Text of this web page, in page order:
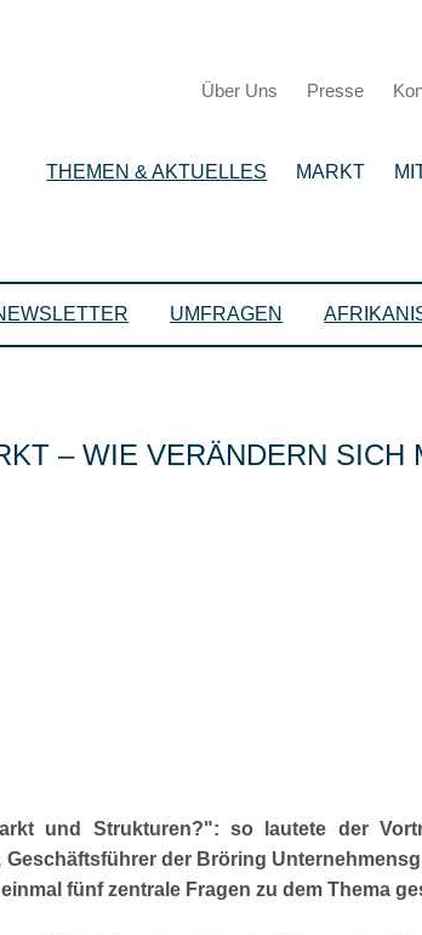
Über Uns Presse
THEMEN & AKTUELLES MARKT
UMFRAGEN
– WIE VERÄNDERN SICH
und Strukturen? : so lautete der
der Bröring
fünf zentrale Fragen zu dem Thema